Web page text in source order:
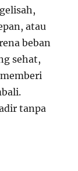
atau
beban
sehat,
tanpa